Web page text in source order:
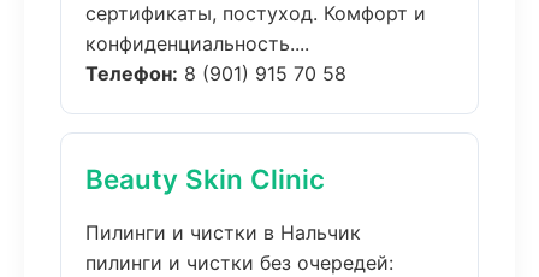
сертификаты, постуход. Комфорт и
конфиденциальность....
Телефон: 8 (901) 915 70 58
Beauty Skin Clinic
Пилинги и чистки в Нальчик
пилинги и чистки без очередей: